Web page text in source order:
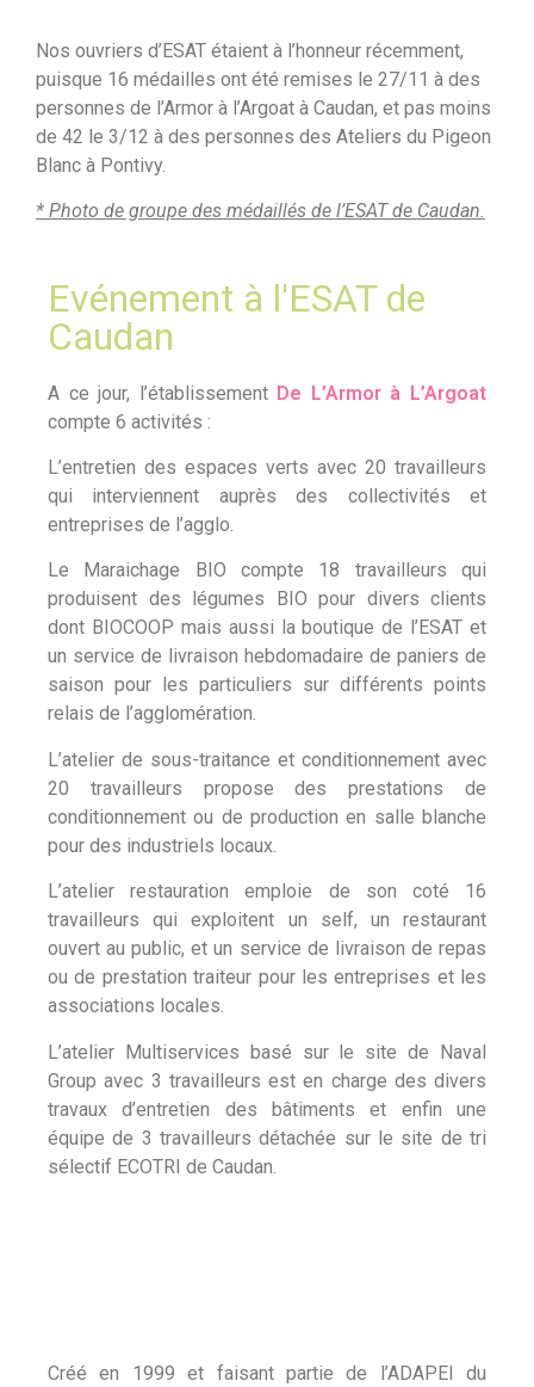
Nos ouvriers d’ESAT étaient à l’honneur récemment,
puisque 16 médailles ont été remises le 27/11 à des
personnes de l’Armor à l’Argoat à Caudan, et pas moins
de 42 le 3/12 à des personnes des Ateliers du Pigeon
Blanc à Pontivy.
* Photo de groupe des médaillés de l’ESAT de Caudan.
Evénement à l'ESAT de
Caudan
A ce jour, l’établissement De L’Armor à L’Argoat
compte 6 activités :
L’entretien des espaces verts avec 20 travailleurs
qui interviennent auprès des collectivités et
entreprises de l’agglo.
Le Maraichage BIO compte 18 travailleurs qui
produisent des légumes BIO pour divers clients
dont BIOCOOP mais aussi la boutique de l’ESAT et
un service de livraison hebdomadaire de paniers de
saison pour les particuliers sur différents points
relais de l’agglomération.
L’atelier de sous-traitance et conditionnement avec
20 travailleurs propose des prestations de
conditionnement ou de production en salle blanche
pour des industriels locaux.
L’atelier restauration emploie de son coté 16
travailleurs qui exploitent un self, un restaurant
ouvert au public, et un service de livraison de repas
ou de prestation traiteur pour les entreprises et les
associations locales.
L’atelier Multiservices basé sur le site de Naval
Group avec 3 travailleurs est en charge des divers
travaux d’entretien des bâtiments et enfin une
équipe de 3 travailleurs détachée sur le site de tri
sélectif ECOTRI de Caudan.
Créé en 1999 et faisant partie de l’ADAPEI du